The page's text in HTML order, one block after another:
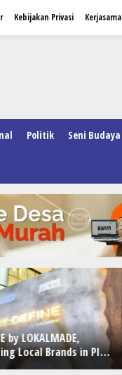
Kebijakan Privasi Kerjasama
Politik Seni Budaya
by LOKALMADE,
Local Brands in PIK